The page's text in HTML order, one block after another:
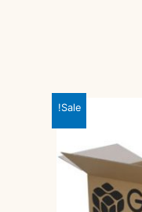
Sale!